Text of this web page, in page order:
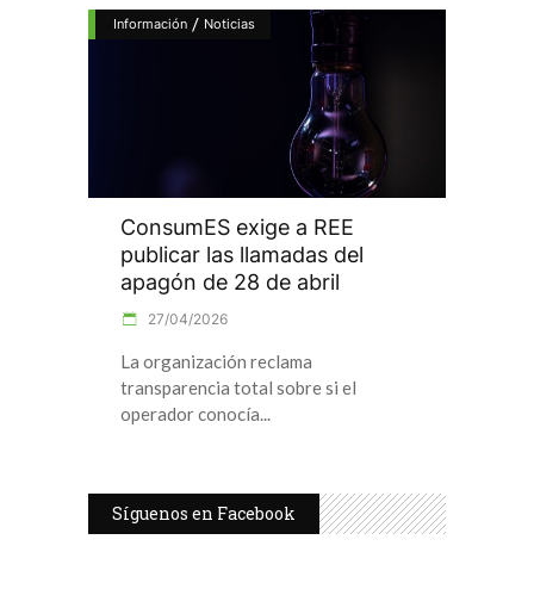
Información / Noticias
ConsumES exige a REE
publicar las llamadas del
apagón de 28 de abril
27/04/2026
La organización reclama
transparencia total sobre si el
operador conocía
Síguenos en Facebook